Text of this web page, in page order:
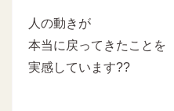
人の動きが
本当に戻ってきたことを
実感しています??